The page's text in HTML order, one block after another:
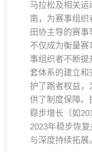
马拉松及相关运
南，为赛事组织
田协主导的赛事
不仅成为衡量
事组织者不断
套体系的建立
护了跑者权益
供了制度保障。
稳步增长（如
2023年稳步恢
与深度持续拓展